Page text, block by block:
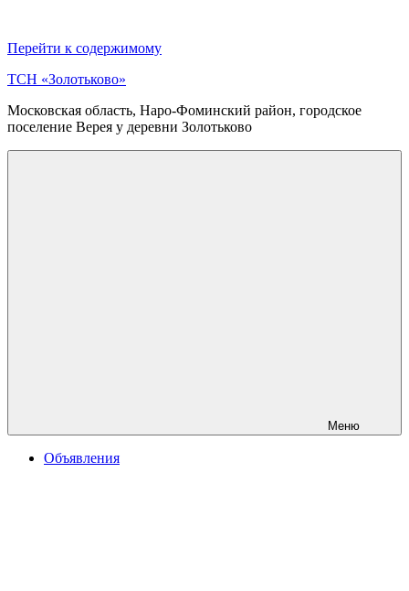
Перейти к содержимому
ТСН «Золотьково»
Московская область, Наро-Фоминский район, городское
поселение Верея у деревни Золотьково
Меню
Объявления